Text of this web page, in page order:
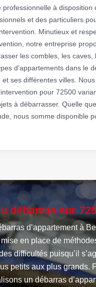
professionnelle à disposition
et des particuliers
Minutieux et
notre entreprise
les combles, les caves,
d’appartements dans le
et ses différentes villes.
pour 72500
à débarrasser. Quelle
nous somme disponible
débarras sur
d’appartement à
en place de
difficultés puisqu’il
petits aux plus grands.
un débarras